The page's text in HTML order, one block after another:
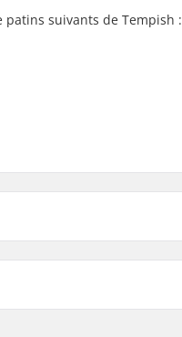
patins suivants de Tempish :
Inclus